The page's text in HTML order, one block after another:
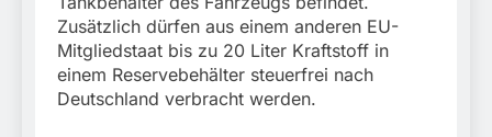
Zusätzlich dürfen aus einem anderen EU-
Mitgliedstaat bis zu 20 Liter Kraftstoff in
einem Reservebehälter steuerfrei nach
Deutschland verbracht werden.